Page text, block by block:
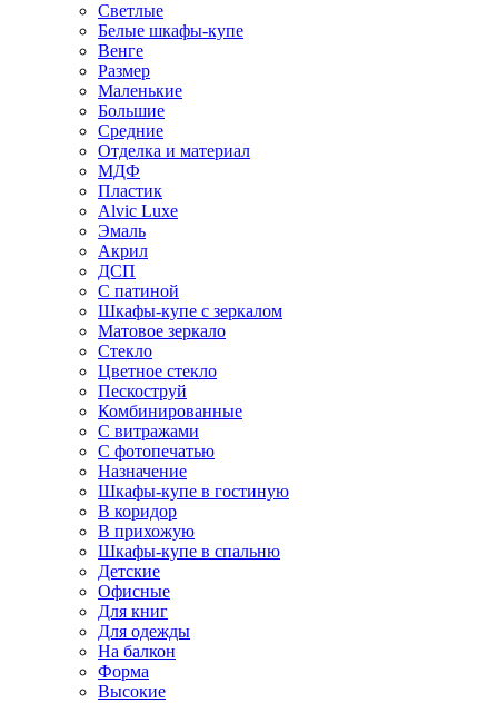
Светлые
Белые шкафы-купе
Венге
Размер
Маленькие
Большие
Средние
Отделка и материал
МДФ
Пластик
Alvic Luxe
Эмаль
Акрил
ДСП
С патиной
Шкафы-купе с зеркалом
Матовое зеркало
Стекло
Цветное стекло
Пескоструй
Комбинированные
С витражами
С фотопечатью
Назначение
Шкафы-купе в гостиную
В коридор
В прихожую
Шкафы-купе в спальню
Детские
Офисные
Для книг
Для одежды
На балкон
Форма
Высокие